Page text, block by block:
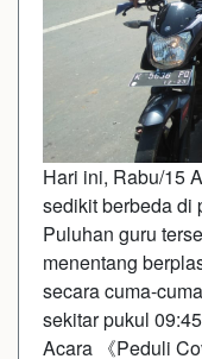
Hari ini, Rabu/15
sedikit berbeda di
Puluhan guru
menentang
secara cuma-
sekitar pukul
Acara 《Peduli